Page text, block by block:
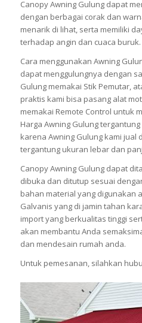
Canopy Awning Gulung dapat
dengan berbagai corak dan
menarik di lihat, serta memiliki
terhadap angin dan cuaca buruk.
Cara menggunakan Awning
dapat menggulungnya dengan
Gulung memakai Stik Pemutar,
praktis kami bisa pasang alat
memakai Remote Control untuk
Harga Awning Gulung
karena Awning Gulung kami jual
tergantung ukuran lebar dan
Canopy Awning Gulung dapat
dibuka dan ditutup sesuai
bahan material yang digunakan
Galvanis yang di jamin tahan
import yang berkualitas tinggi
akan membantu Anda
dan mendesain rumah anda.
Untuk pemesanan, silahkan